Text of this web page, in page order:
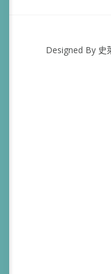
Designed By 史